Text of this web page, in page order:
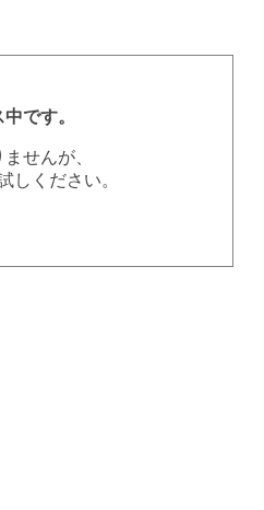
です。
せんが、
しください。